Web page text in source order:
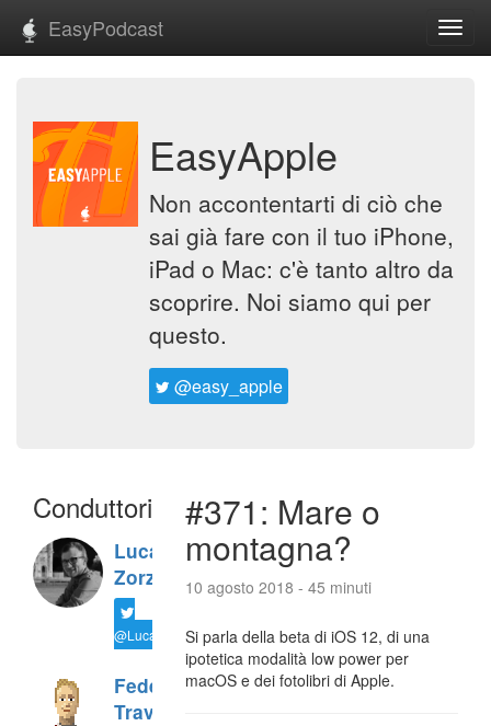
EasyPodcast
EasyApple
Non accontentarti di ciò che
sai già fare con il tuo iPhone,
iPad o Mac: c'è tanto altro da
scoprire. Noi siamo qui per
questo.
@easy_apple
Conduttori
Luca
Zorzi
@LucaTNT
Federico
Travaini
#371: Mare o
montagna?
10 agosto 2018 - 45 minuti
Si parla della beta di iOS 12, di una
ipotetica modalità low power per
macOS e dei fotolibri di Apple.